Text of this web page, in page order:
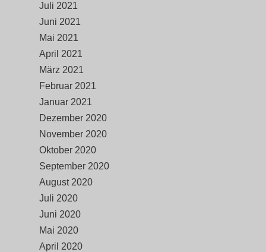
Juli 2021
Juni 2021
Mai 2021
April 2021
März 2021
Februar 2021
Januar 2021
Dezember 2020
November 2020
Oktober 2020
September 2020
August 2020
Juli 2020
Juni 2020
Mai 2020
April 2020